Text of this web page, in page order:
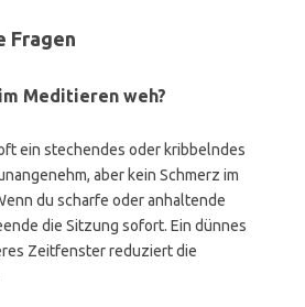
Fragen
Meditieren weh?
ein stechendes oder kribbelndes
aber kein Schmerz im
du scharfe oder anhaltende
die Sitzung sofort. Ein dünnes
Zeitfenster reduziert die